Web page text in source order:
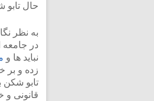
حال
به نظر
در جامعه
نباید ها و
زده و بر
تابو شکن
قانونی